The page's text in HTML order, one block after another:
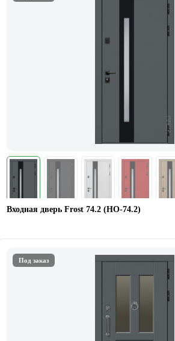
Входная дверь Frost 74.2 (HO-74.2)
Под заказ